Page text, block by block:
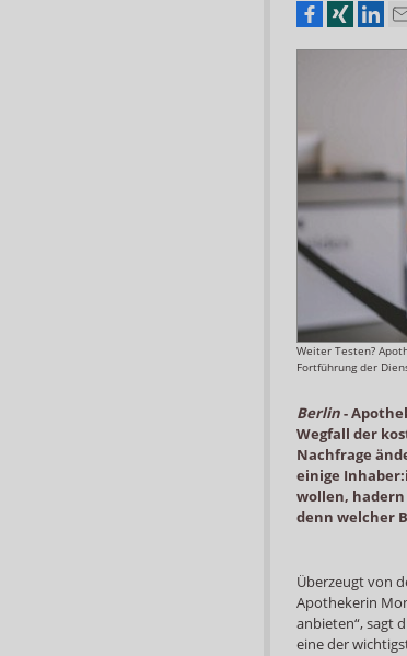
Weiter Testen?
Fortführung der
Berlin-
Wegfall der
Nachfrage
einige
wollen, hadern
denn welcher
Überzeugt von
Apothekerin
anbieten“, sagt
eine der